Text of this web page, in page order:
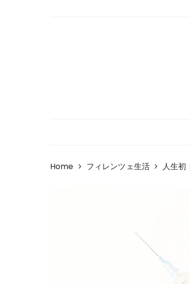
Home フィレンツェ生活 人生初